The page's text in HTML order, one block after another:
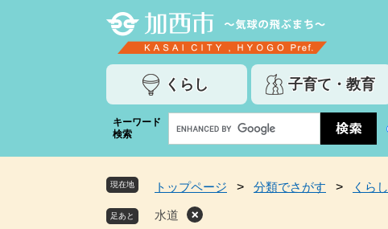
くらし 子育て・教育
キーワード
検索
o
l
カ
現在地 トップページ > 分類でさがす > くらし
水道